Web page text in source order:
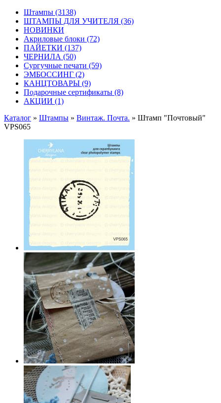
Штампы (3138)
ШТАМПЫ ДЛЯ УЧИТЕЛЯ (36)
НОВИНКИ
Акриловые блоки (72)
ПАЙЕТКИ (137)
ЧЕРНИЛА (50)
Сургучные печати (59)
ЭМБОССИНГ (2)
КАНЦТОВАРЫ (9)
Подарочные сертификаты (8)
АКЦИИ (1)
Каталог » Штампы » Винтаж. Почта. » Штамп "Почтовый"
VPS065